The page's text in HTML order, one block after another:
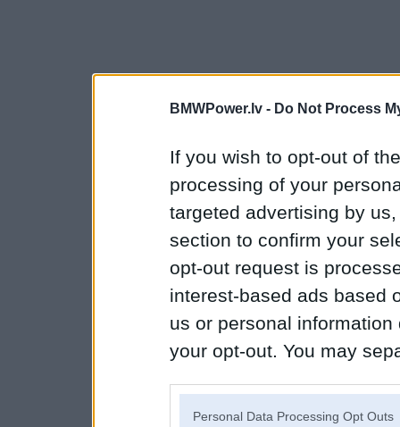
BMWPower.lv - Do Not Process
If you wish to opt-out of
processing of your
targeted advertising by
section to confirm your
opt-out request is
interest-based ads based
us or personal
your opt-out. You may
Personal Data Processing Opt Outs